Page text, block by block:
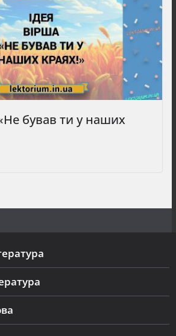
бував ти у наших